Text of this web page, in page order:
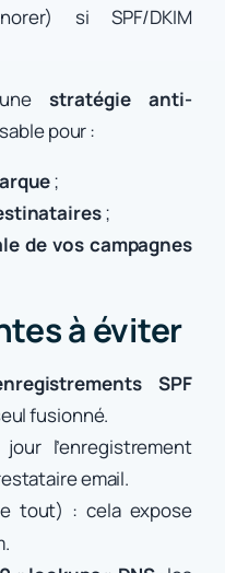
si SPF/DKIM
unestratégie anti-
pour :
;
;
de vos campagnes
à éviter
SPF
fusionné.
l’enregistrement
email.
tout) : cela expose